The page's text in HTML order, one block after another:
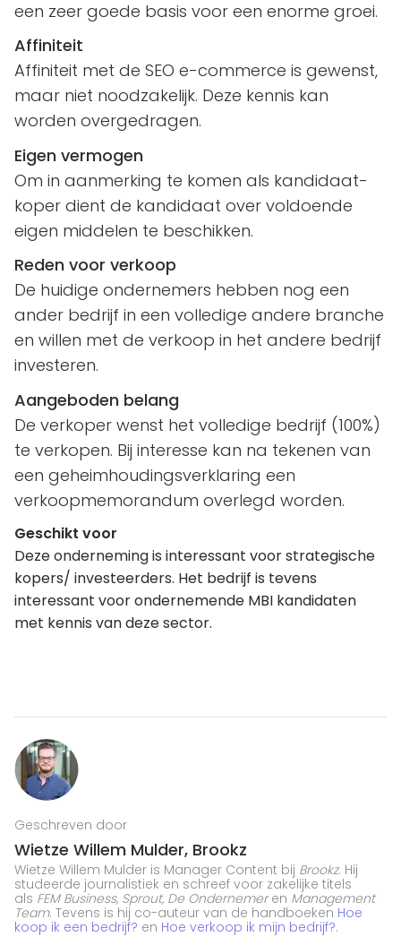
een zeer goede basis voor een enorme groei.
Affiniteit
Affiniteit met de SEO e-commerce is gewenst,
maar niet noodzakelijk. Deze kennis kan
worden overgedragen.
Eigen vermogen
Om in aanmerking te komen als kandidaat-
koper dient de kandidaat over voldoende
eigen middelen te beschikken.
Reden voor verkoop
De huidige ondernemers hebben nog een
ander bedrijf in een volledige andere branche
en willen met de verkoop in het andere bedrijf
investeren.
Aangeboden belang
De verkoper wenst het volledige bedrijf (100%)
te verkopen. Bij interesse kan na tekenen van
een geheimhoudingsverklaring een
verkoopmemorandum overlegd worden.
Geschikt voor
Deze onderneming is interessant voor strategische
kopers/ investeerders. Het bedrijf is tevens
interessant voor ondernemende MBI kandidaten
met kennis van deze sector.
Geschreven door
Wietze Willem Mulder, Brookz
Wietze Willem Mulder is Manager Content bij Brookz. Hij
studeerde journalistiek en schreef voor zakelijke titels
als FEM Business, Sprout, De Ondernemeren Management
Team. Tevens is hij co-auteur van de handboeken Hoe
koop ik een bedrijf? en Hoe verkoop ik mijn bedrijf?.